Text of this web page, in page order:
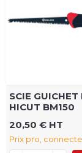
SCIE GUICHET
HICUT BM150
20,50 € HT
Prix pro,